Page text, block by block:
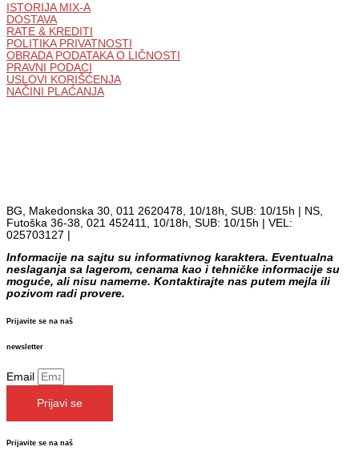
ISTORIJA MIX-A
DOSTAVA
RATE & KREDITI
POLITIKA PRIVATNOSTI
OBRADA PODATAKA O LIČNOSTI
PRAVNI PODACI
USLOVI KORIŠĆENJA
NAČINI PLAĆANJA
BG, Makedonska 30, 011 2620478, 10/18h, SUB: 10/15h | NS,
Futoška 36-38, 021 452411, 10/18h, SUB: 10/15h | VEL:
025703127 |
Informacije na sajtu su informativnog karaktera. Eventualna
neslaganja sa lagerom, cenama kao i tehničke informacije su
moguće, ali nisu namerne. Kontaktirajte nas putem mejla ili
pozivom radi provere.
Prijavite se na naš
newsletter
Email
Prijavi se
Prijavite se na naš